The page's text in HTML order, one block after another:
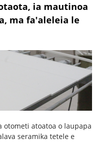
ia mautinoa
ma fa'aleleia le
otometi atoatoa o laupapa
seramika tetele e